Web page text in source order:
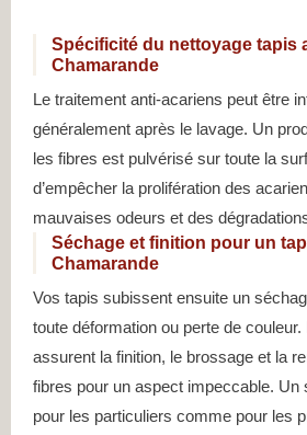
Spécificité du nettoyage tapis
Chamarande
Le traitement anti-acariens peut être
généralement après le lavage. Un
les fibres est pulvérisé sur toute la
d’empêcher la prolifération des
mauvaises odeurs et des
Séchage et finition pour un
Chamarande
Vos tapis subissent ensuite un
toute déformation ou perte de
assurent la finition, le brossage et la
fibres pour un aspect impeccable. Un
pour les particuliers comme pour les